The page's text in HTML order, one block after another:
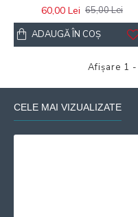
60,00 Lei 65,00 Lei
ADAUGĂ ÎN COŞ
Afişare 1
CELE MAI VIZUALIZATE